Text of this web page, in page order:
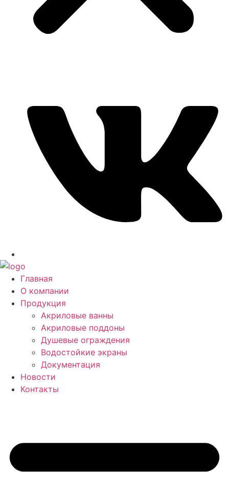
Главная
О компании
Продукция
Акриловые ванны
Акриловые поддоны
Душевые ограждения
Водостойкие экраны
Документация
Новости
Контакты